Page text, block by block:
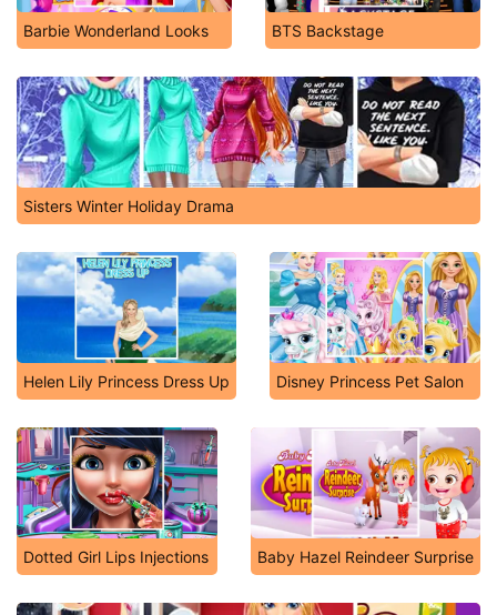
Barbie Wonderland Looks BTS Backstage
Sisters Winter Holiday Drama
Helen Lily Princess Dress Up Disney Princess Pet Salon
Dotted Girl Lips Injections Baby Hazel Reindeer Surprise